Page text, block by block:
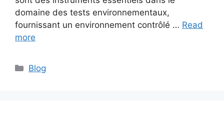
domaine des tests environnementaux,
fournissant un environnement contrôlé … Read
more
Categories
Blog